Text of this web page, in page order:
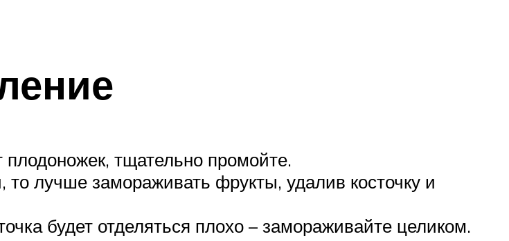
плодоножек, тщательно промойте.
лучше замораживать фрукты, удалив косточку и
будет отделяться плохо – замораживайте целиком.